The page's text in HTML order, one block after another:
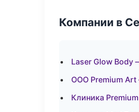
Компании в
Laser Glow Body
ООО Premium Art
Клиника